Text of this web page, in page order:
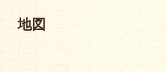
地図